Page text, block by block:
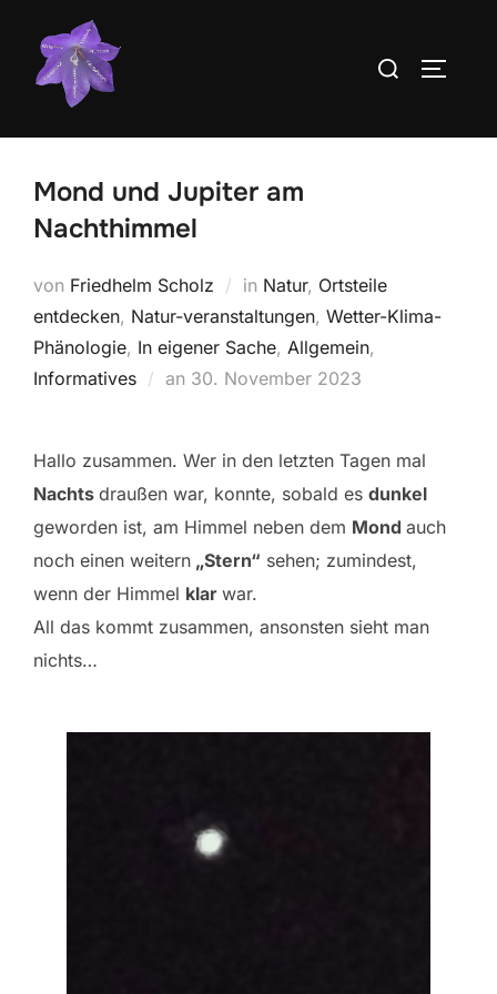
Inhalt
springen
Suchen
Mond und Jupiter am
Nachthimmel
von Friedhelm Scholz in Natur, Ortsteile
entdecken, Natur-veranstaltungen, Wetter-Klima-
Phänologie, In eigener Sache, Allgemein,
Informatives
an Veröffentlicht
30. November 2023
Hallo zusammen. Wer in den letzten Tagen mal
Nachts draußen war, konnte, sobald es dunkel
geworden ist, am Himmel neben dem Mond auch
noch einen weitern „Stern“ sehen; zumindest,
wenn der Himmel klar war.
All das kommt zusammen, ansonsten sieht man
nichts…